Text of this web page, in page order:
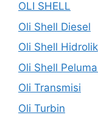
OLI SHELL
Oli Shell Diesel
Oli Shell Hidrolik
Oli Shell
Oli Transmisi
Oli Turbin